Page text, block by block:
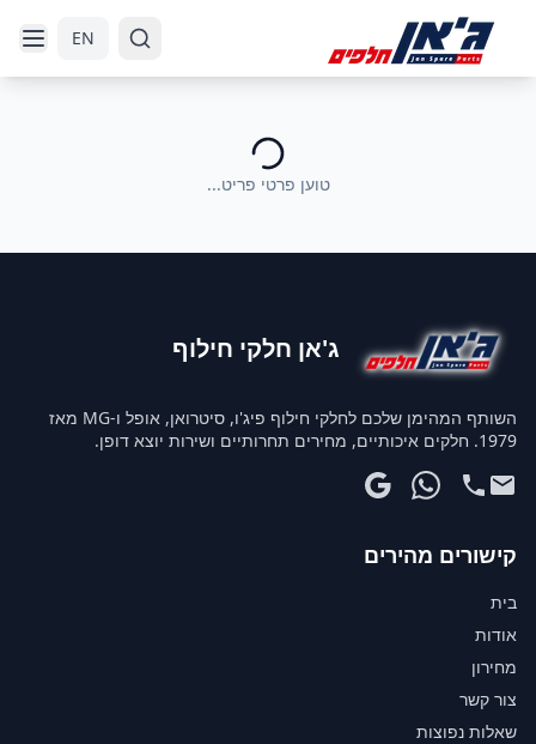
EN
טוען פרטי פריט...
ג'אן חלקי חילוף
השותף המהימן שלכם לחלקי חילוף פיג'ו, סיטרואן, אופל ו-MG מאז
1979. חלקים איכותיים, מחירים תחרותיים ושירות יוצא דופן.
קישורים מהירים
בית
אודות
מחירון
צור קשר
שאלות נפוצות